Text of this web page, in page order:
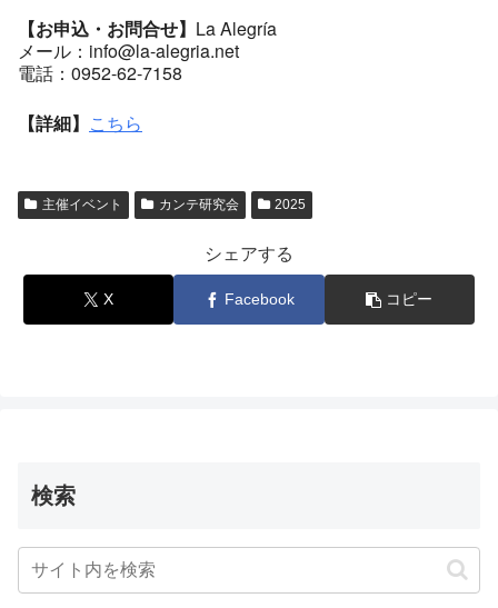
【お申込・お問合せ】 La Alegría
メール：info@la-alegria.net
電話：0952-62-7158
【詳細】 こちら
主催イベント カンテ研究会 2025
シェアする
X Facebook コピー
検索